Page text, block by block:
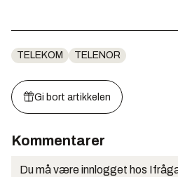
TELEKOM TELENOR
Gi bort artikkelen
Kommentarer
Du må være innlogget hos